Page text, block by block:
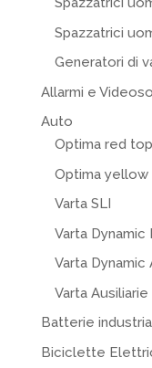
Spazzatrici
Generatori di
Allarmi e
Auto
Optima red
Optima
Varta SLI
Varta Dynamic
Varta Dynamic
Varta Ausiliarie
Batterie
Biciclette